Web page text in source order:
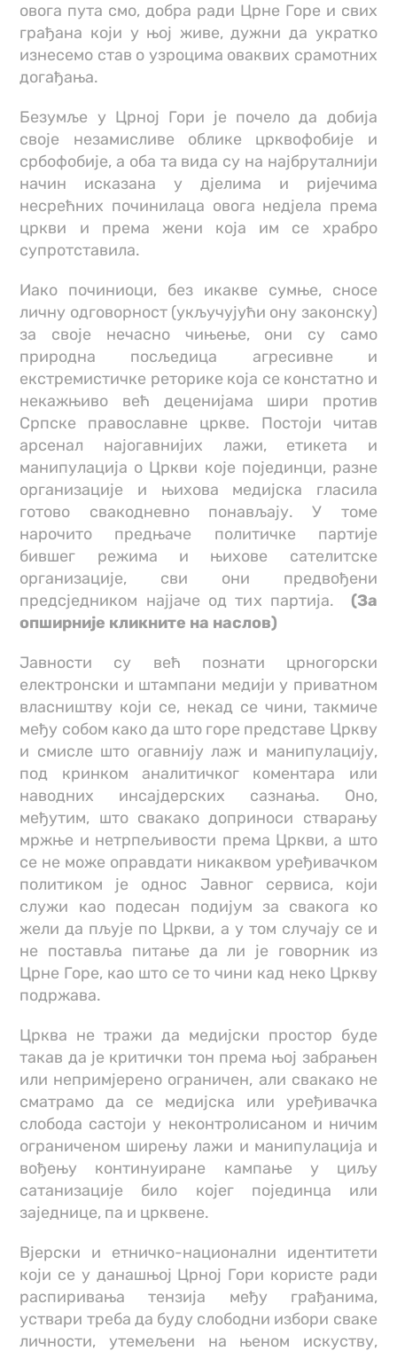
овога пута смо, добра ради Црне Горе и свих
грађана који у њој живе, дужни да укратко
изнесемо став о узроцима оваквих срамотних
догађања.
Безумље у Црној Гори је почело да добија
своје незамисливе облике црквофобије и
србофобије, а оба та вида су на најбруталнији
начин исказана у дјелима и ријечима
несрећних починилаца овога недјела према
цркви и према жени која им се храбро
супротставила.
Иако починиоци, без икакве сумње, сносе
личну одговорност (укључујући ону законску)
за своје нечасно чињење, они су само
природна посљедица агресивне и
екстремистичке реторике која се констатно и
некажњиво већ деценијама шири против
Српске православне цркве. Постоји читав
арсенал најогавнијих лажи, етикета и
манипулација о Цркви које појединци, разне
организације и њихова медијска гласила
готово свакодневно понављају. У томе
нарочито предњаче политичке партије
бившег режима и њихове сателитске
организације, сви они предвођени
предсједником најјаче од тих партија. (За
опширније кликните на наслов)
Јавности су већ познати црногорски
електронски и штампани медији у приватном
власништву који се, некад се чини, такмиче
међу собом како да што горе представе Цркву
и смисле што огавнију лаж и манипулацију,
под кринком аналитичког коментара или
наводних инсајдерских сазнања. Оно,
међутим, што свакако доприноси стварању
мржње и нетрпељивости према Цркви, а што
се не може оправдати никаквом уређивачком
политиком је однос Јавног сервиса, који
служи као подесан подијум за свакога ко
жели да пљује по Цркви, а у том случају се и
не поставља питање да ли је говорник из
Црне Горе, као што се то чини кад неко Цркву
подржава.
Црква не тражи да медијски простор буде
такав да је критички тон према њој забрањен
или непримјерено ограничен, али свакако не
сматрамо да се медијска или уређивачка
слобода састоји у неконтролисаном и ничим
ограниченом ширењу лажи и манипулација и
вођењу континуиране кампање у циљу
сатанизације било којег појединца или
заједнице, па и црквене.
Вјерски и етничко-национални идентитети
који се у данашњој Црној Гори користе ради
распиривања тензија међу грађанима,
уствари треба да буду слободни избори сваке
личности, утемељени на њеном искуству,